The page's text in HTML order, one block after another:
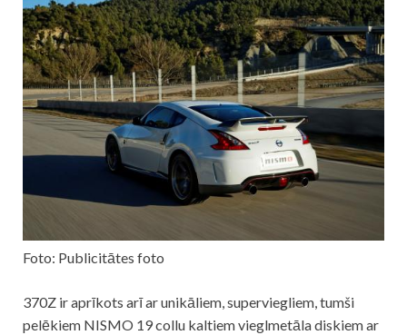
Foto: Publicitātes foto
370Z ir aprīkots arī ar unikāliem, superviegliem, tumši
pelēkiem NISMO 19 collu kaltiem vieglmetāla diskiem ar